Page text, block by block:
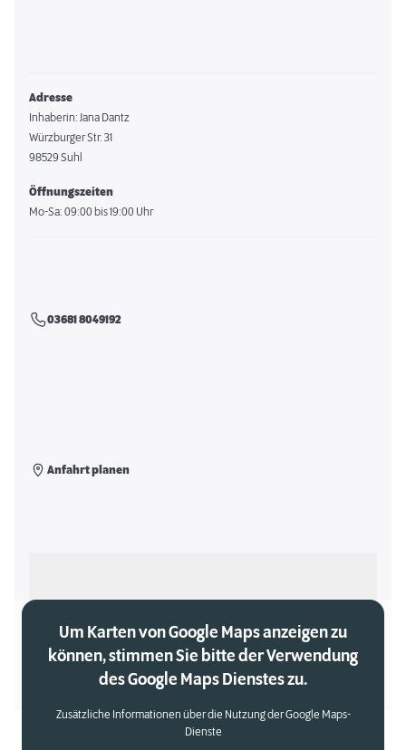
Adresse
Inhaberin: Jana Dantz
Würzburger Str. 31
98529 Suhl
Öffnungszeiten
Mo-Sa: 09:00 bis 19:00 Uhr
03681 8049192
Anfahrt planen
Um Karten von Google Maps anzeigen zu
können, stimmen Sie bitte der Verwendung
des Google Maps Dienstes zu.
Zusätzliche Informationen über die Nutzung der Google Maps-
Dienste